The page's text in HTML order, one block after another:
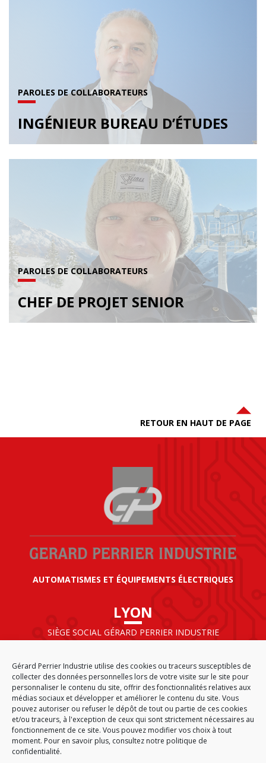
Gérard Perrier Industrie utilise des cookies ou traceurs susceptibles de
collecter des données personnelles lors de votre visite sur le site pour
personnaliser le contenu du site, offrir des fonctionnalités relatives aux
médias sociaux et développer et améliorer le contenu du site. Vous
pouvez autoriser ou refuser le dépôt de tout ou partie de ces cookies
et/ou traceurs, à l'exception de ceux qui sont strictement nécessaires au
fonctionnement de ce site. Vous pouvez modifier vos choix à tout
moment. Pour en savoir plus, consultez notre politique de
confidentialité.
PAROLES DE COLLABORATEURS
INGÉNIEUR BUREAU D’ÉTUDES
PAROLES DE COLLABORATEURS
CHEF DE PROJET SENIOR
RETOUR EN HAUT DE PAGE
AUTOMATISMES ET ÉQUIPEMENTS ÉLECTRIQUES
LYON
SIÈGE SOCIAL GÉRARD PERRIER INDUSTRIE
69125 LYON AÉROPORT SAINT EXUPÉRY
FRANCE
ACCUEIL CGA PLAN DU SITE
MENTIONS LÉGALES
DONNÉES PERSONNELLES